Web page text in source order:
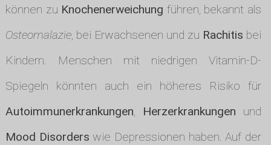
können zu Knochenerweichung führen, bekannt als
Osteomalazie, bei Erwachsenen und zu Rachitis bei
Kindern. Menschen mit niedrigen Vitamin-D-
Spiegeln könnten auch ein höheres Risiko für
Autoimmunerkrankungen, Herzerkrankungen und
Mood Disorders wie Depressionen haben. Auf der